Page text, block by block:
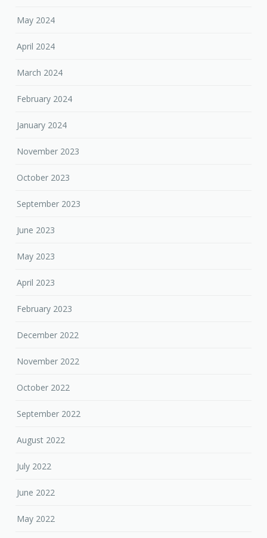
May 2024
April 2024
March 2024
February 2024
January 2024
November 2023
October 2023
September 2023
June 2023
May 2023
April 2023
February 2023
December 2022
November 2022
October 2022
September 2022
August 2022
July 2022
June 2022
May 2022